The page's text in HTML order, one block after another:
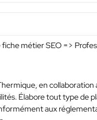
métier SEO =>
en
Élabore tout type de
aux